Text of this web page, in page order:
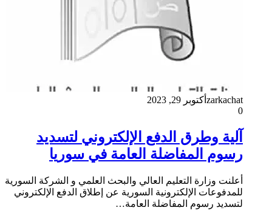
zarkachat أكتوبر 29, 2023
0
آلية وطرق الدفع الإلكتروني لتسديد
رسوم المفاضلة العامة في سوريا
أعلنت وزارة التعليم العالي والبحث العلمي و الشركة السورية
للمدفوعات الإلكترونية السورية عن إطلاق الدفع الإلكتروني
لتسديد رسوم المفاضلة العامة…